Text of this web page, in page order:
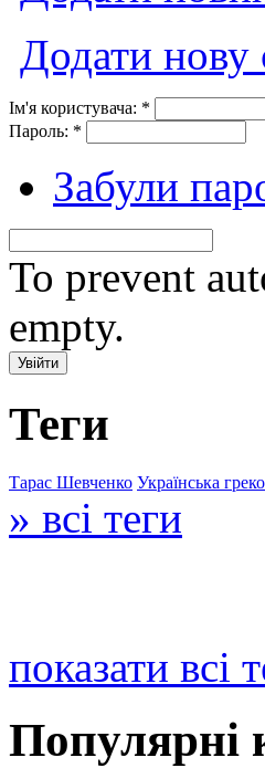
Додати нову
Ім'я користувача: *
Пароль: *
Забули
To prevent
empty.
Теги
Тарас Шевченко Українська
» всі теги
показати всі
Популярні